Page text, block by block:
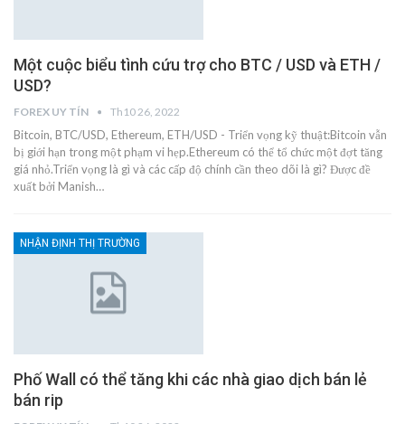
Một cuộc biểu tình cứu trợ cho BTC / USD và ETH /
USD?
FOREX UY TÍN Th10 26, 2022
Bitcoin, BTC/USD, Ethereum, ETH/USD - Triển vọng kỹ thuật:Bitcoin vẫn
bị giới hạn trong một phạm vi hẹp.Ethereum có thể tổ chức một đợt tăng
giá nhỏ.Triển vọng là gì và các cấp độ chính cần theo dõi là gì? Được đề
xuất bởi Manish…
NHẬN ĐỊNH THỊ TRƯỜNG
Phố Wall có thể tăng khi các nhà giao dịch bán lẻ
bán rip